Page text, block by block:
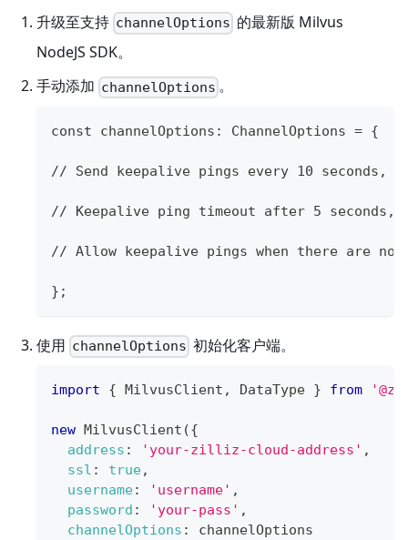
升级至支持 channelOptions 的最新版 Milvus
NodeJS SDK。
手动添加 channelOptions 。
const channelOptions: ChannelOptions = {
// Send keepalive pings every 10 seconds,
// Keepalive ping timeout after 5 seconds,
// Allow keepalive pings when there are
};
使用 channelOptions 初始化客户端。
import { MilvusClient , DataType } from
new MilvusClient ({
address : 'your-zilliz-cloud-address' ,
ssl : true,
username: 'username' ,
password : 'your-pass' ,
channelOptions :
channelOptions